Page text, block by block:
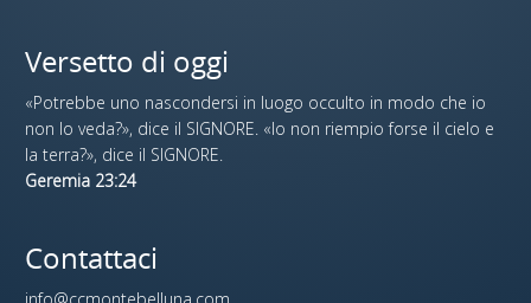
Versetto di oggi
«Potrebbe uno nascondersi in luogo occulto in modo che io
non lo veda?», dice il SIGNORE. «Io non riempio forse il cielo e
la terra?», dice il SIGNORE.
Geremia 23:24
Contattaci
info@ccmontebelluna.com